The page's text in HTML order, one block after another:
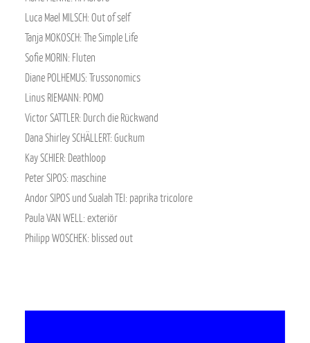
Luca Mael MILSCH: Out of self
Tanja MOKOSCH: The Simple Life
Sofie MORIN: Fluten
Diane POLHEMUS: Trussonomics
Linus RIEMANN: POMO
Victor SATTLER: Durch die Rückwand
Dana Shirley SCHÄLLERT: Guckum
Kay SCHIER: Deathloop
Peter SIPOS: maschine
Andor SIPOS und Sualah TEI: paprika tricolore
Paula VAN WELL: exteriör
Philipp WOSCHEK: blissed out